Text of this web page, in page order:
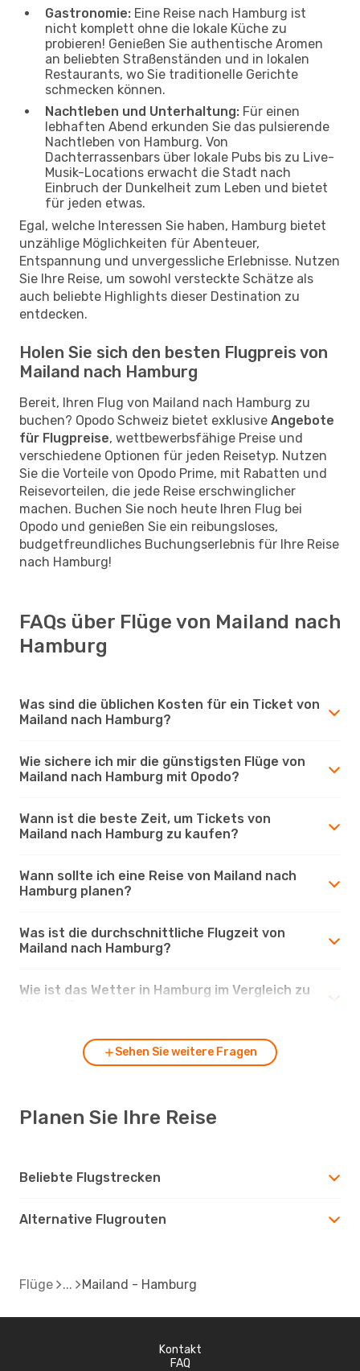
Gastronomie: Eine Reise nach Hamburg ist
nicht komplett ohne die lokale Küche zu
probieren! Genießen Sie authentische Aromen
an beliebten Straßenständen und in lokalen
Restaurants, wo Sie traditionelle Gerichte
schmecken können.
Nachtleben und Unterhaltung: Für einen
lebhaften Abend erkunden Sie das pulsierende
Nachtleben von Hamburg. Von
Dachterrassenbars über lokale Pubs bis zu Live-
Musik-Locations erwacht die Stadt nach
Einbruch der Dunkelheit zum Leben und bietet
für jeden etwas.
Egal, welche Interessen Sie haben, Hamburg bietet
unzählige Möglichkeiten für Abenteuer,
Entspannung und unvergessliche Erlebnisse. Nutzen
Sie Ihre Reise, um sowohl versteckte Schätze als
auch beliebte Highlights dieser Destination zu
entdecken.
Holen Sie sich den besten Flugpreis von
Mailand nach Hamburg
Bereit, Ihren Flug von Mailand nach Hamburg zu
buchen? Opodo Schweiz bietet exklusive Angebote
für Flugpreise, wettbewerbsfähige Preise und
verschiedene Optionen für jeden Reisetyp. Nutzen
Sie die Vorteile von Opodo Prime, mit Rabatten und
Reisevorteilen, die jede Reise erschwinglicher
machen. Buchen Sie noch heute Ihren Flug bei
Opodo und genießen Sie ein reibungsloses,
budgetfreundliches Buchungserlebnis für Ihre Reise
nach Hamburg!
FAQs über Flüge von Mailand nach
Hamburg
Was sind die üblichen Kosten für ein Ticket von
Mailand nach Hamburg?
Wie sichere ich mir die günstigsten Flüge von
Mailand nach Hamburg mit Opodo?
Wann ist die beste Zeit, um Tickets von
Mailand nach Hamburg zu kaufen?
Wann sollte ich eine Reise von Mailand nach
Hamburg planen?
Was ist die durchschnittliche Flugzeit von
Mailand nach Hamburg?
Wie ist das Wetter in Hamburg im Vergleich zu
Sehen Sie weitere Fragen
Planen Sie Ihre Reise
Beliebte Flugstrecken
Alternative Flugrouten
Flüge Mailand - Hamburg
Kontakt
FAQ